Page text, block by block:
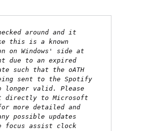
around and it
this is a known
on Windows' side at
due to an expired
such that the oATH
sent to the Spotify
longer valid. Please
directly to Microsoft
more detailed and
possible updates
focus assist clock